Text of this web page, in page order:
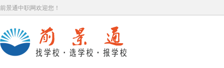
前景通中职网欢迎您！